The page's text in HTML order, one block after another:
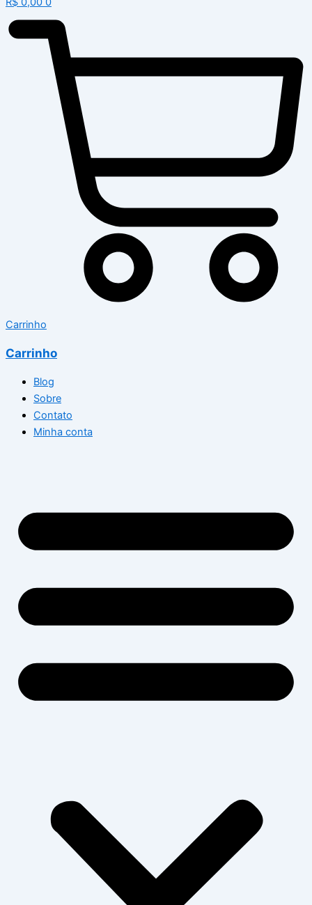
Carrinho
Carrinho
Blog
Sobre
Contato
Minha conta